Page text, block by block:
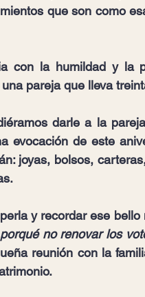
que son como
con la humildad y la
pareja que lleva
darle a la
evocación de este
joyas, bolsos,
y recordar ese
no renovar los
reunión con la